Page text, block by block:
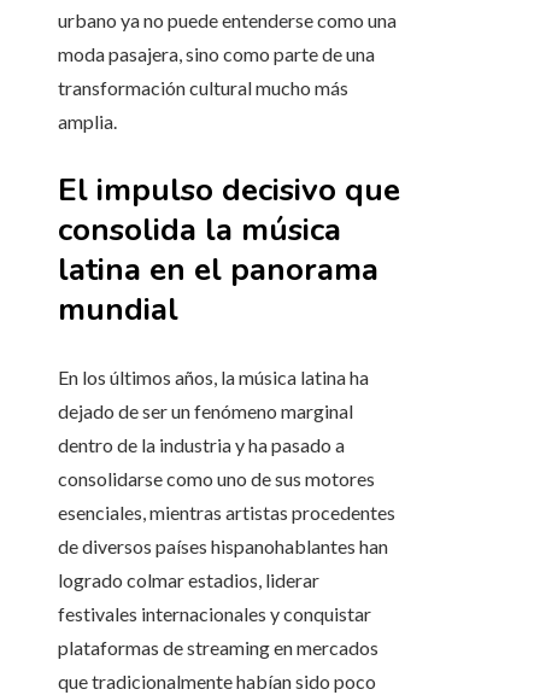
urbano ya no puede entenderse como una
moda pasajera, sino como parte de una
transformación cultural mucho más
amplia.
El impulso decisivo que
consolida la música
latina en el panorama
mundial
En los últimos años, la música latina ha
dejado de ser un fenómeno marginal
dentro de la industria y ha pasado a
consolidarse como uno de sus motores
esenciales, mientras artistas procedentes
de diversos países hispanohablantes han
logrado colmar estadios, liderar
festivales internacionales y conquistar
plataformas de streaming en mercados
que tradicionalmente habían sido poco